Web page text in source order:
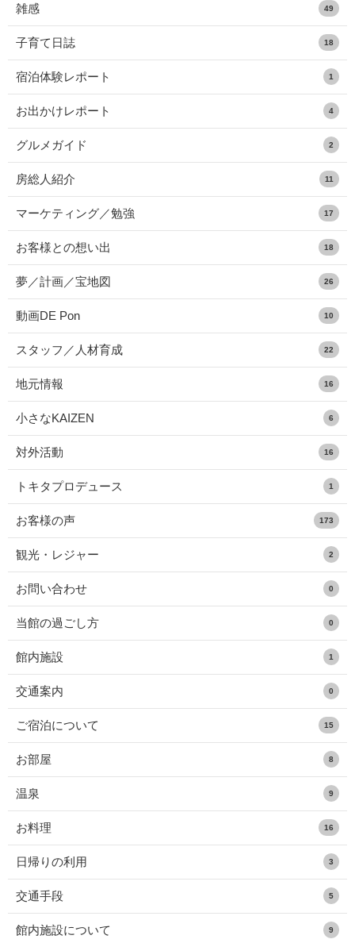
雑感 49
子育て日誌 18
宿泊体験レポート 1
お出かけレポート 4
グルメガイド 2
房総人紹介 11
マーケティング／勉強 17
お客様との想い出 18
夢／計画／宝地図 26
動画DE Pon 10
スタッフ／人材育成 22
地元情報 16
小さなKAIZEN 6
対外活動 16
トキタプロデュース 1
お客様の声 173
観光・レジャー 2
お問い合わせ 0
当館の過ごし方 0
館内施設 1
交通案内 0
ご宿泊について 15
お部屋 8
温泉 9
お料理 16
日帰りの利用 3
交通手段 5
館内施設について 9